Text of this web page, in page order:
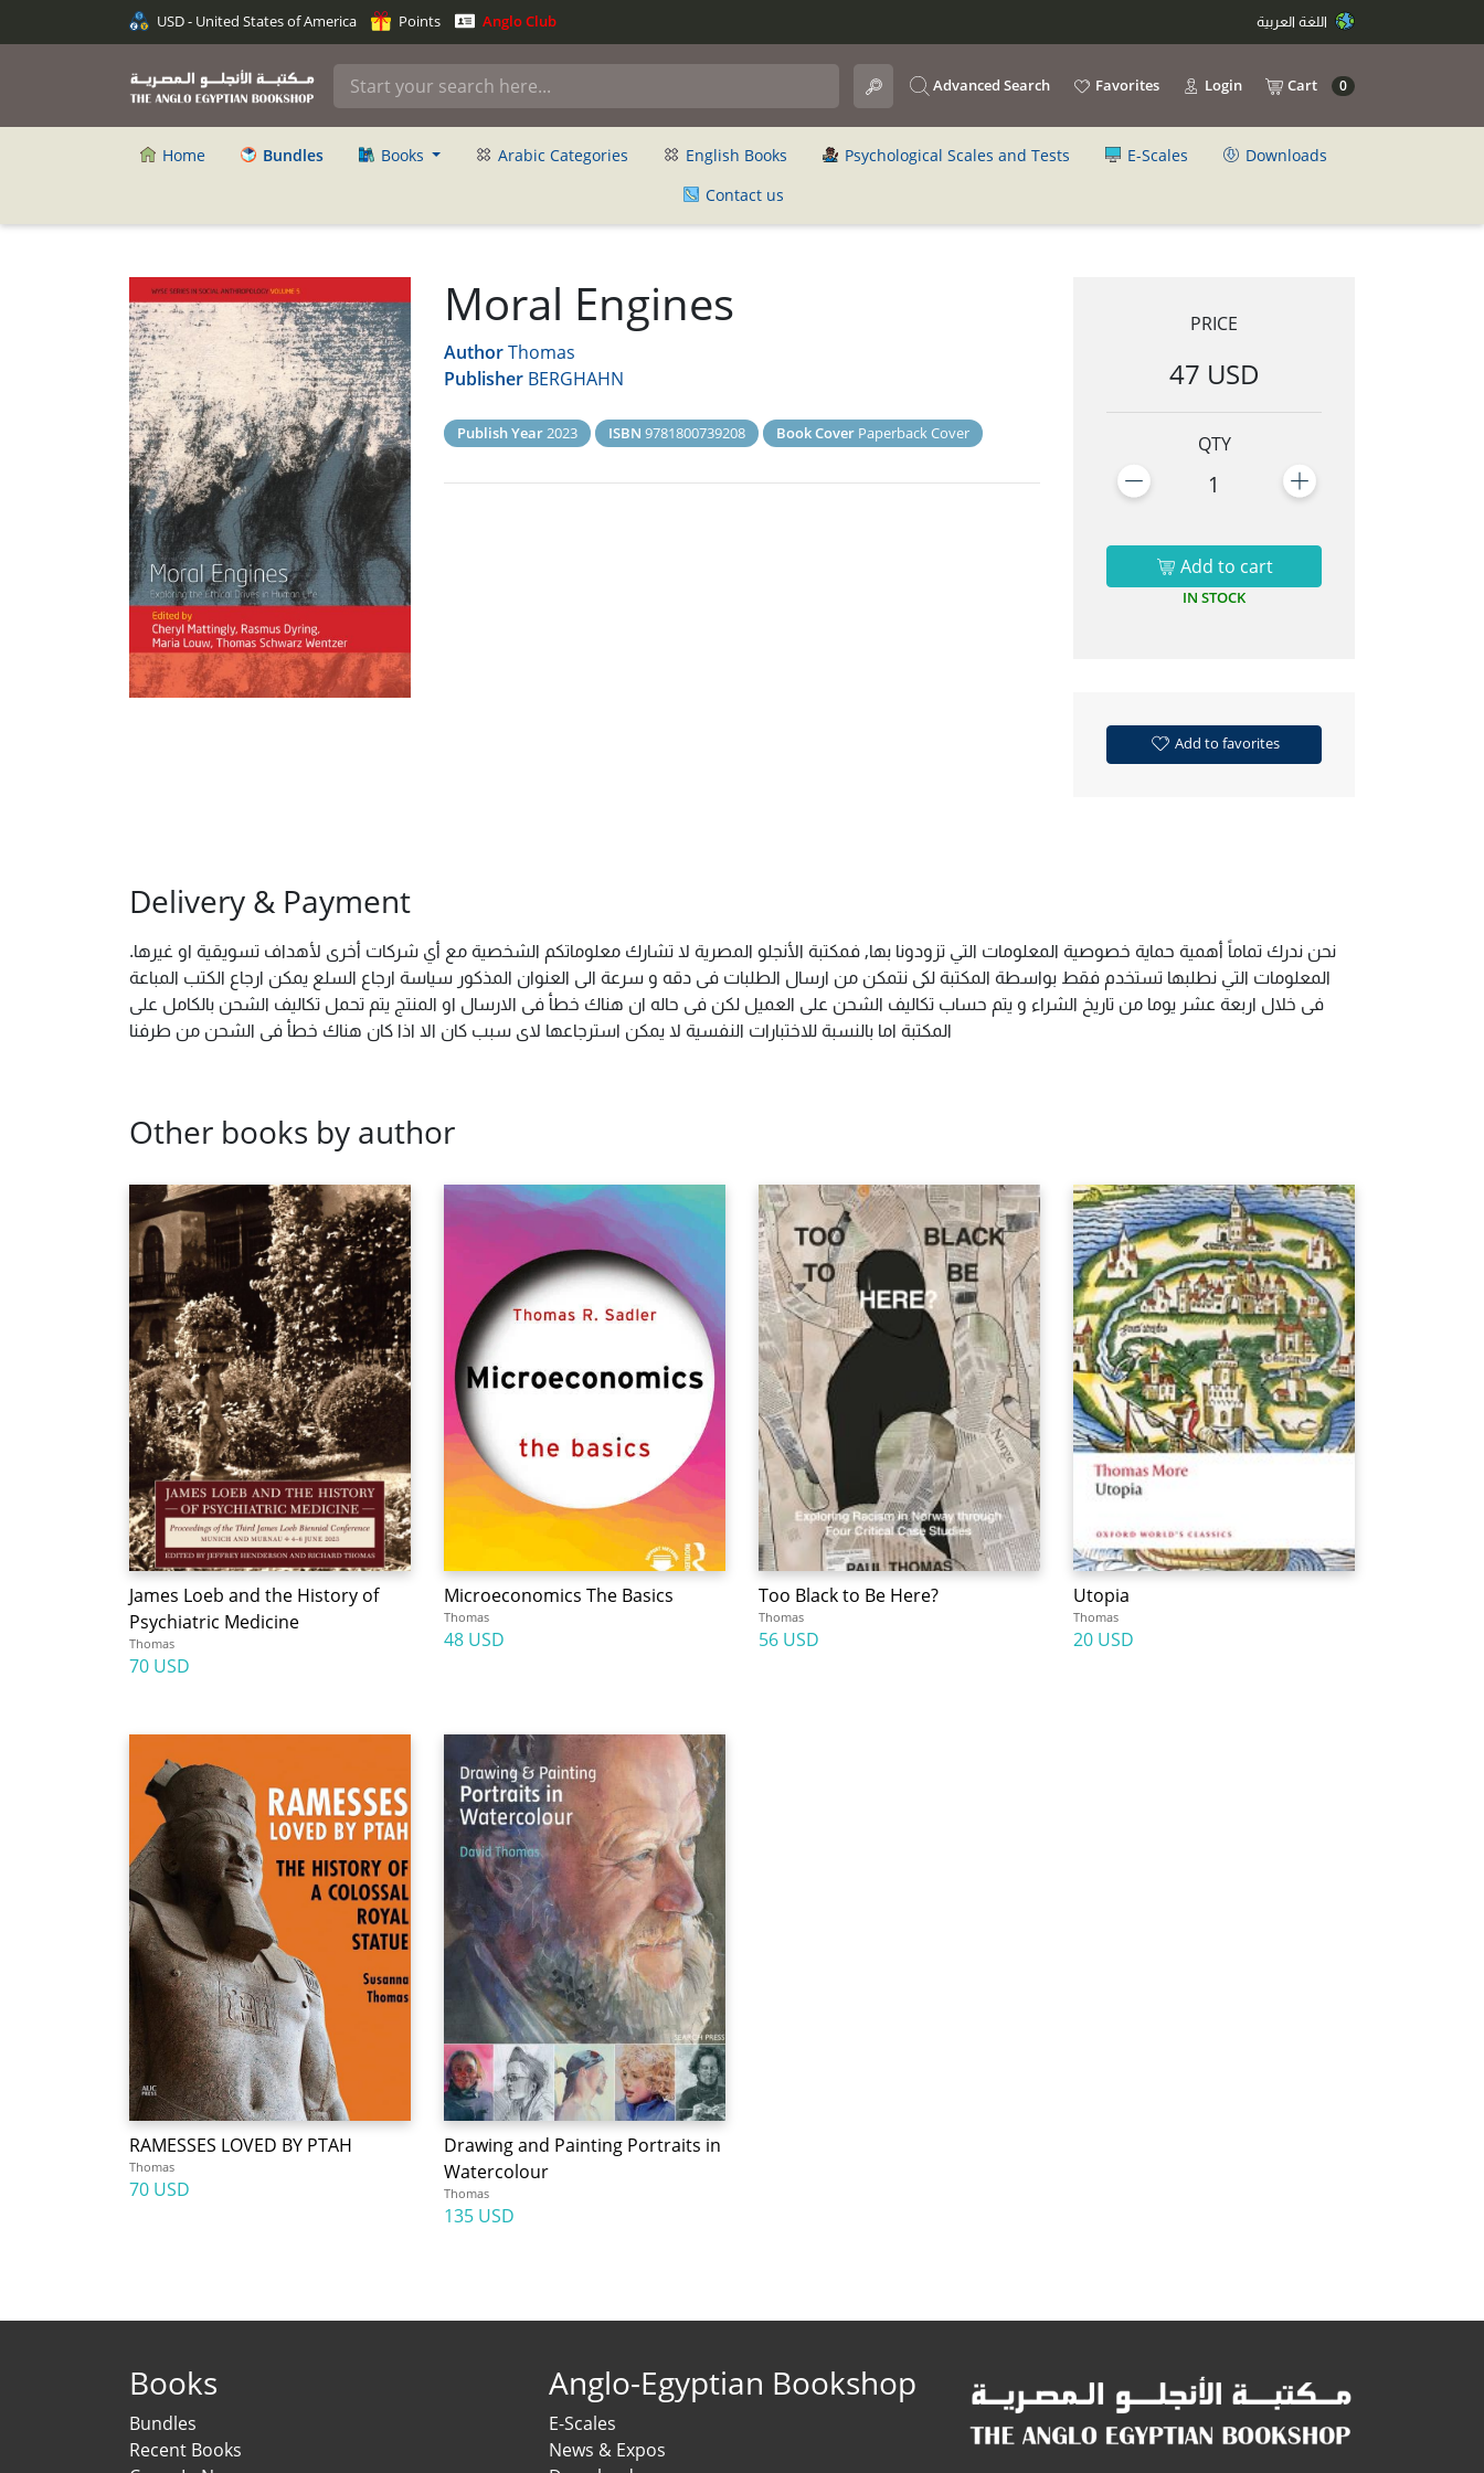
USD - United States of America Points Anglo Club
Advanced Search Favorites Login Cart 0
Home Bundles Books Arabic Categories English Books Psychological Scales and Tests E-Scales
Downloads
Contact us
Moral Engines
AuthorThomas
Publisher BERGHAHN
Publish Year2023 ISBN 9781800739208 Book Cover Paperback Cover
PRICE
47 USD
QTY
1
Add to cart
IN STOCK
Add to favorites
Delivery & Payment
نحن ندرك تماماً أهمية حماية خصوصية المعلومات التي تزودونا بها, فمكتبة الأنجلو المصرية لا تشارك معلوماتكم الشخصية مع أي شركات أخرى لأهداف تسويقية او غيرها.
المعلومات التي نطلبها تستخدم فقط بواسطة المكتبة لكى نتمكن من ارسال الطلبات فى دقه و سرعة الى العنوان المذكور سياسة ارجاع السلع يمكن ارجاع الكتب المباعة
فى خلال اربعة عشر يوما من تاريخ الشراء و يتم حساب تكاليف الشحن على العميل لكن فى حاله ان هناك خطأ فى الارسال او المنتج يتم تحمل تكاليف الشحن بالكامل على
المكتبة اما بالنسبة للاختبارات النفسية لا يمكن استرجاعها لاى سبب كان الا اذا كان هناك خطأ فى الشحن من طرفنا
Other books by author
James Loeb and the History of
Psychiatric Medicine
Thomas
70 USD
Microeconomics The Basics
Thomas
48 USD
Too Black to Be Here?
Thomas
56 USD
Utopia
Thomas
20 USD
RAMESSES LOVED BY PTAH
Thomas
70 USD
Drawing and Painting Portraits in
Watercolour
Thomas
135 USD
Books
Bundles
Recent Books
Anglo-Egyptian Bookshop
E-Scales
News & Expos